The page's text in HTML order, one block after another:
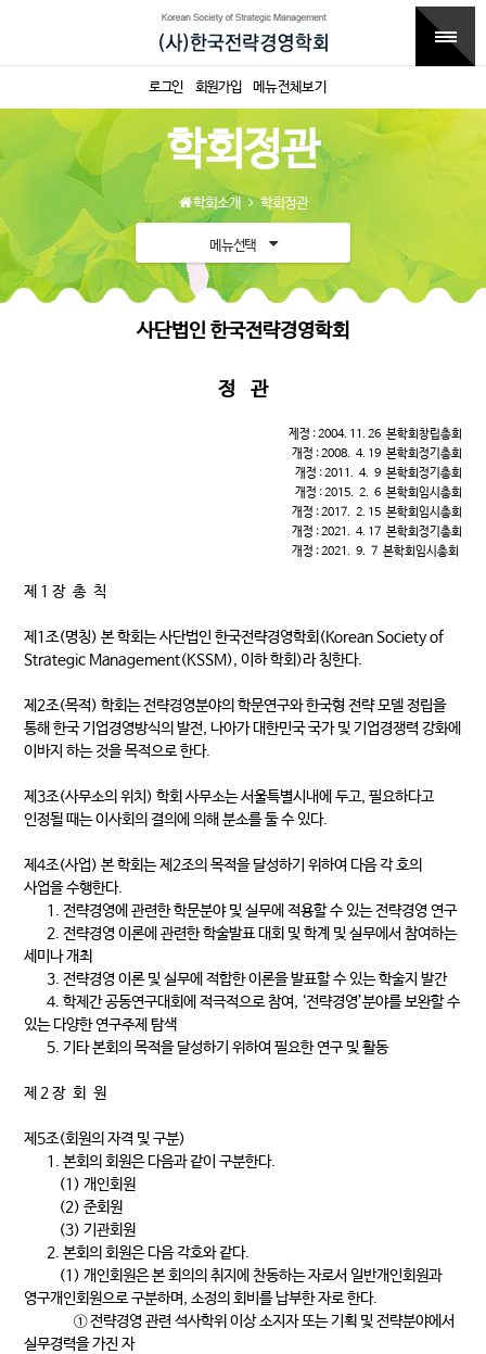
로그인 회원가입 메뉴전체보기
학회정관
학회소개 학회정관
메뉴선택
사단법인 한국전략경영학회
정 관
제정 : 2004. 11. 26 본학회창립총회
개정 : 2008. 4. 19 본학회정기총회
개정 : 2011. 4. 9 본학회정기총회
개정 : 2015. 2. 6 본학회임시총회
개정 : 2017. 2. 15 본학회임시총회
개정 : 2021. 4. 17 본학회정기총회
개정 : 2021. 9. 7 본학회임시총회
제 1 장 총 칙
제1조(명칭) 본 학회는 사단법인 한국전략경영학회(Korean Society of
Strategic Management(KSSM), 이하 학회)라 칭한다.
제2조(목적) 학회는 전략경영분야의 학문연구와 한국형 전략 모델 정립을
통해 한국 기업경영방식의 발전, 나아가 대한민국 국가 및 기업경쟁력 강화에
이바지 하는 것을 목적으로 한다.
제3조(사무소의 위치) 학회 사무소는 서울특별시내에 두고, 필요하다고
인정될 때는 이사회의 결의에 의해 분소를 둘 수 있다.
제4조(사업) 본 학회는 제2조의 목적을 달성하기 위하여 다음 각 호의
사업을 수행한다.
1. 전략경영에 관련한 학문분야 및 실무에 적용할 수 있는 전략경영 연구
2. 전략경영 이론에 관련한 학술발표 대회 및 학계 및 실무에서 참여하는
세미나 개최
3. 전략경영 이론 및 실무에 적합한 이론을 발표할 수 있는 학술지 발간
4. 학제간 공동연구대회에 적극적으로 참여, ‘전략경영’분야를 보완할 수
있는 다양한 연구주제 탐색
5. 기타 본회의 목적을 달성하기 위하여 필요한 연구 및 활동
제 2 장 회 원
제5조(회원의 자격 및 구분)
1. 본회의 회원은 다음과 같이 구분한다.
(1) 개인회원
(2) 준회원
(3) 기관회원
2. 본회의 회원은 다음 각호와 같다.
(1) 개인회원은 본 회의의 취지에 찬동하는 자로서 일반개인회원과
영구개인회원으로 구분하며, 소정의 회비를 납부한 자로 한다.
① 전략경영 관련 석사학위 이상 소지자 또는 기획 및 전략분야에서
실무경력을 가진 자